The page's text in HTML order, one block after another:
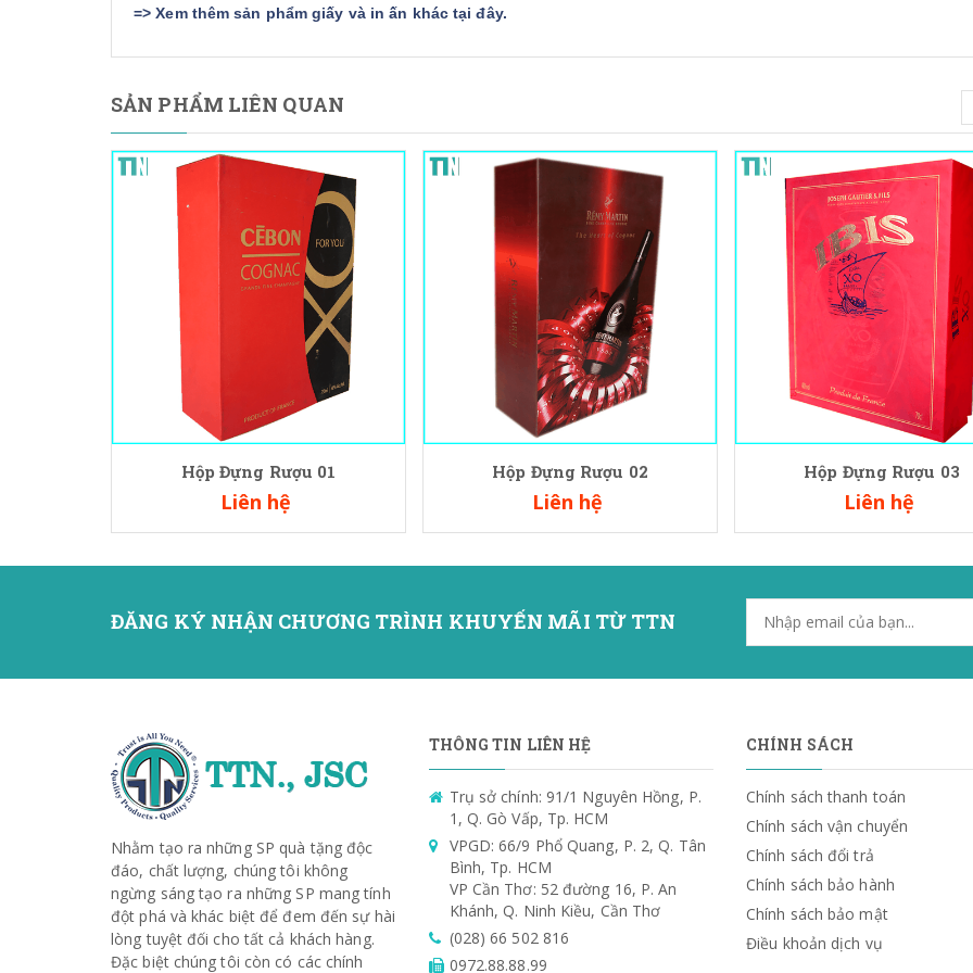
=>Xem thêm sản phẩm giấy và in ấn khác tại đây.
SẢN PHẨM LIÊN QUAN
Hộp Đựng Rượu 01
Liên hệ
Hộp Đựng Rượu 02
Liên hệ
Hộp Đựng Rượu 03
Liên hệ
ĐĂNG KÝ NHẬN CHƯƠNG TRÌNH KHUYẾN MÃI TỪ TTN
Nhằm tạo ra những SP quà tặng độc
đáo, chất lượng, chúng tôi không
ngừng sáng tạo ra những SP mang tính
đột phá và khác biệt để đem đến sự hài
lòng tuyệt đối cho tất cả khách hàng.
Đặc biệt chúng tôi còn có các chính
THÔNG TIN LIÊN HỆ
Trụ sở chính: 91/1 Nguyên Hồng, P.
1, Q. Gò Vấp, Tp. HCM
VPGD: 66/9 Phổ Quang, P. 2, Q. Tân
Bình, Tp. HCM
VP Cần Thơ: 52 đường 16, P. An
Khánh, Q. Ninh Kiều, Cần Thơ
(028) 66 502 816
0972.88.88.99
CHÍNH SÁCH
Chính sách thanh toán
Chính sách vận chuyển
Chính sách đổi trả
Chính sách bảo hành
Chính sách bảo mật
Điều khoản dịch vụ